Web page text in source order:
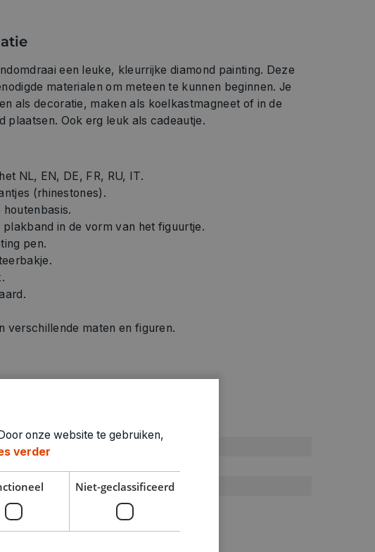
een leuke, kleurrijke diamond painting. Deze
materialen om meteen te kunnen beginnen. Je
als decoratie, maken als koelkastmagneet of in de
plaatsen. Ook erg leuk als cadeautje.
NL, EN, DE, FR, RU, IT.
(rhinestones).
plakband in de vorm van het figuurtje.
pen.
verschillende maten en figuren.
0.09kg
0870102
onze website te gebruiken,
verder
Niet-geclassificeerd